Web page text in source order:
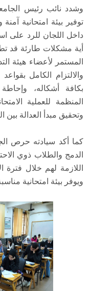
وشدد نائب رئيس
توفير بيئة امتحانية
داخل اللجان للرد على
أية مشكلات طارئة قد
المستمر لأعضاء هيئة
والالتزام الكامل
بكافة أشكاله،
المنظمة للعملية
وتحقيق مبدأ العدالة بين
كما أكد سيادته حرص
الدمج والطلاب ذوي
اللازمة لهم خلال فترة
ويوفر بيئة امتحانية